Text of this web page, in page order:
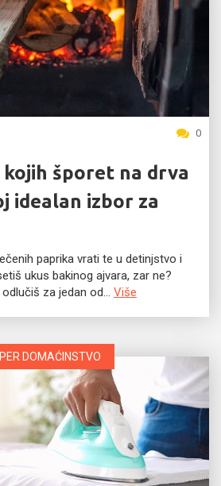
0
kojih šporet na drva
idealan izbor za
paprika vrati te u detinjstvo i
ukus bakinog ajvara, zar ne?
za jedan od... Više
DOMAĆINSTVO